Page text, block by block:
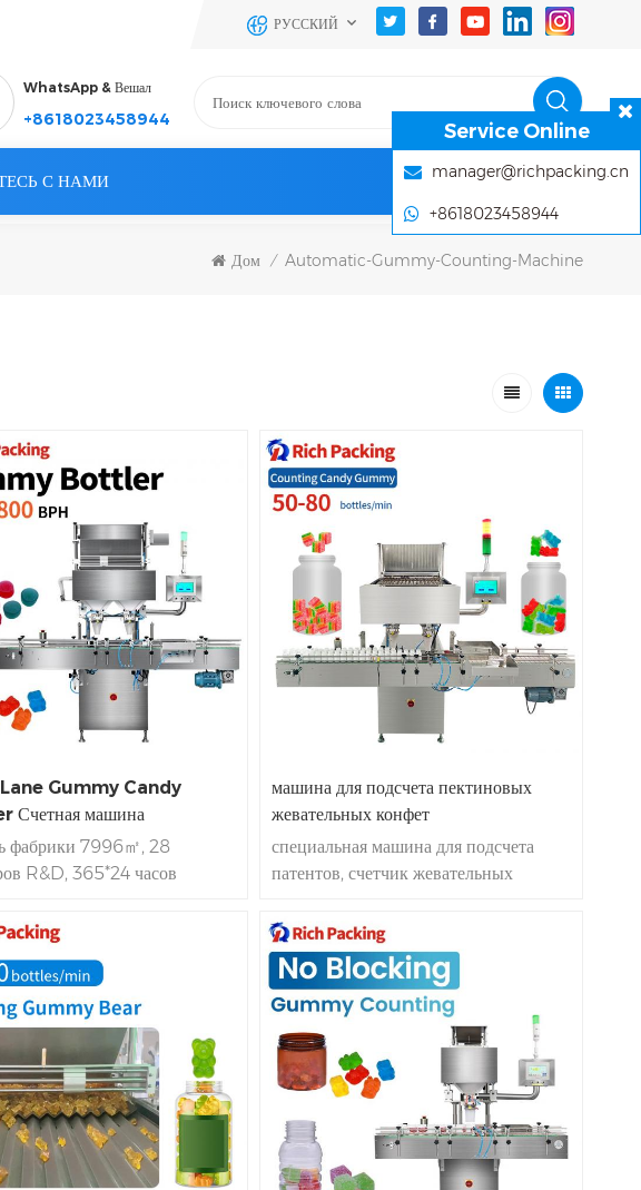
РУССКИЙ
WhatsApp & Вешал
+8618023458944
С НАМИ
Дом / Automatic-Gummy-Counting-Machine
Lane Gummy Candy
Счетная машина
фабрики 7996㎡, 28
R&D, 365*24 часов
|
до 200
7*24 часа непрерывной
с завода! С 1993 года
машину для подсчета
таблеток Candy Gummy |
счетчик для подсчета
розлива в бутылки
Factory. Местное
машина для подсчета пектиновых
жевательных конфет
специальная машина для подсчета
патентов, счетчик жевательных
наличии | Доставка 7 дней.
Непрерывная работа 7*24 часа |
Прямые поставки с фабрики,
запатентованная автоматическая
счетная машина автоматический
счетчик для липких желейных конфет,
10-200 бутылок/мин. автоматическая
счетная машина для розлива исходный
завод.
Service Online
manager@richpacking.cn
+8618023458944